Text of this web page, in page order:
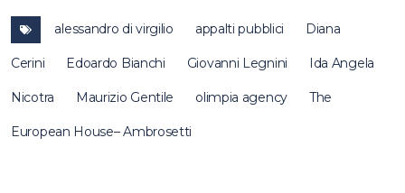
alessandro di virgilio appalti pubblici Diana
Cerini Edoardo Bianchi Giovanni Legnini Ida Angela
Nicotra Maurizio Gentile olimpia agency The
European House– Ambrosetti